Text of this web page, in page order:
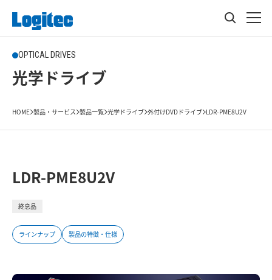
OPTICAL DRIVES
光学ドライブ
HOME 製品・サービス 製品一覧 光学ドライブ 外付けDVDドライブ LDR-PME8U2V
LDR-PME8U2V
終息品
ラインナップ 製品の特徴・仕様